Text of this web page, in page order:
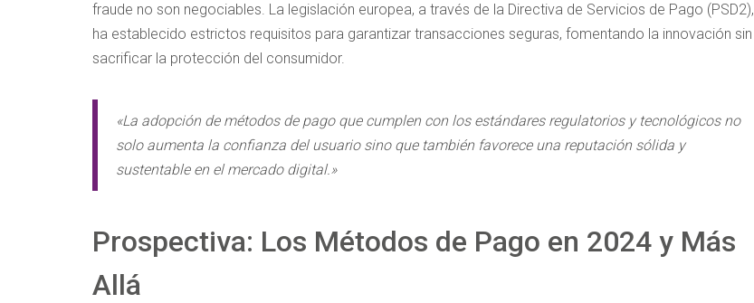
fraude no son negociables. La legislación europea, a través de la Directiva de Servicios de Pago (PSD2),
ha establecido estrictos requisitos para garantizar transacciones seguras, fomentando la innovación sin
sacrificar la protección del consumidor.
«La adopción de métodos de pago que cumplen con los estándares regulatorios y tecnológicos no
solo aumenta la confianza del usuario sino que también favorece una reputación sólida y
sustentable en el mercado digital.»
Prospectiva: Los Métodos de Pago en 2024 y Más
Allá